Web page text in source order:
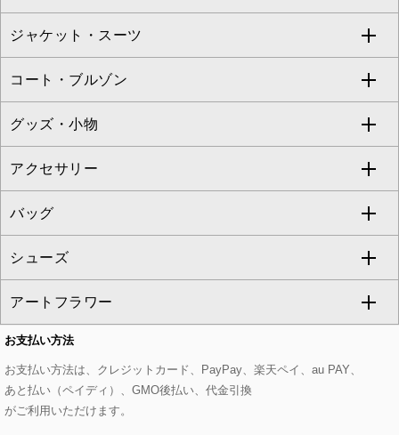
eur3
Maison de CINQ
ニット・セーター
カーディガン
アンサンブルセット
ベスト・ジレ
パーカー
タンクトップ・キャミソール
スウェット・ジャージー
その他のトップス
ドレス
チュニック
ジャンパースカート
その他のワンピース・ドレス
フルレングスパンツ
クロップド・半端丈パンツ
ガウチョ・ワイドパンツ
ハーフ・ショート丈パンツ
サロペット・オールインワン
その他のパンツ
すべてのスカート
ロング・マキシ丈スカート
ひざ丈スカート
ミモレ丈スカート
ショート・ミニ丈スカート
その他のスカート
ジャケット・スーツ
すべてのジャケット・スーツ
テーラードジャケット
ノーカラージャケット
セットアップ
セットアップジャケット
セットアップパンツ
セットアップスカート
セットアップワンピース
コート・ブルゾン
すべてのコート・ブルゾン
トレンチコート
ピーコート
ダッフルコート
チェスターコート
モッズコート
ステンカラーコート
グッズ・小物
すべてのグッズ・小物
マスク
ストール・マフラー・スヌード
ベルト・サスペンダー
帽子
ヘアアクセサリー
アクセサリー
すべてのアクセサリー
ネックレス
ピアス・イヤリング
ブレスレット・バングル
ブローチ・コサージュ
バッグ
すべてのバッグ
トートバッグ
ショルダーバッグ
ボストンバッグ
シューズ
すべてのシューズ
パンプス
スニーカー
アートフラワー
すべてのアートフラワー
ローズ
お支払い方法
お支払い方法は、クレジットカード、PayPay、楽天ペイ、au PAY、
あと払い（ペイディ）、GMO後払い、代金引換
がご利用いただけます。